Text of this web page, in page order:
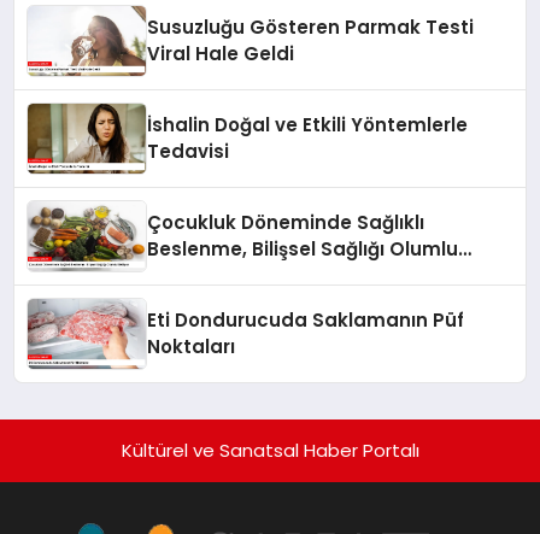
Susuzluğu Gösteren Parmak Testi
Viral Hale Geldi
İshalin Doğal ve Etkili Yöntemlerle
Tedavisi
Çocukluk Döneminde Sağlıklı
Beslenme, Bilişsel Sağlığı Olumlu
Eti Dondurucuda Saklamanın Püf
Noktaları
Kültürel ve Sanatsal Haber Portalı